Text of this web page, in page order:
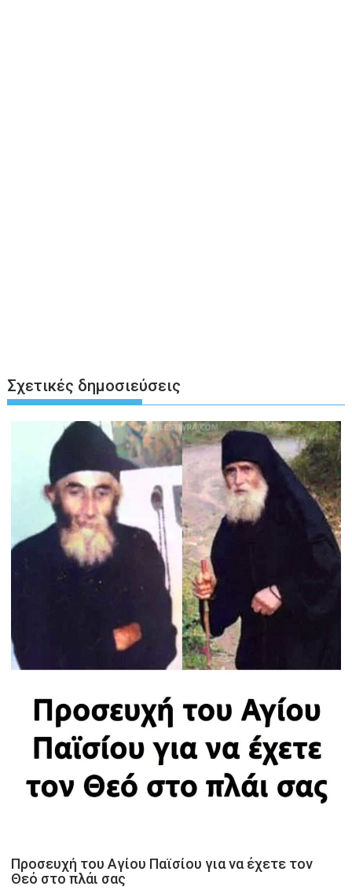
Σχετικές δημοσιεύσεις
Προσευχή του Αγίου Παϊσίου για να έχετε τον
Θεό στο πλάι σας